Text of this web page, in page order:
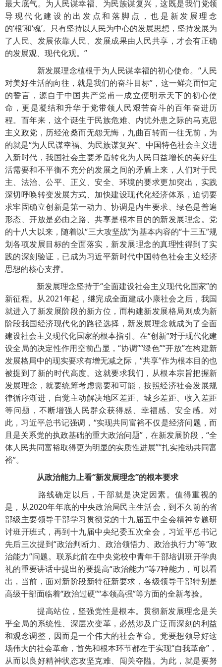
最大底气。为人民谋幸福、为民族谋复兴，这既是我们党领
导现代化建设的出发点和落脚点，也是新发展理念
的‘根’和‘魂’。只有坚持以人民为中心的发展思想，坚持发展为
了人民、发展依靠人民、发展成果由人民共享，才会有正确
的发展观、现代化观。”
新发展理念植根于为人民谋幸福的初心使命。“人民
对美好生活的向往，就是我们的奋斗目标”，这一鲜亮而恒定
的誓言，源自于中国共产党甫一成立便明示天下的初心使
命，更是凝结和升华于党带领人民艰苦奋斗的百年奋进历
程。百年来，这个诞生于民族危难、内忧外患之际的马克思
主义政党，历经沧桑而无怨无悔，九曲百转而一往无前，为
的就是“为人民谋幸福、为民族谋复兴”。中国特色社会主义进
入新时代，我国社会主要矛盾转化为人民日益增长的美好生
活需要和不平衡不充分的发展之间的矛盾上来，人们对于民
主、法治、公平、正义、安全、环境的要求更加突出，实践
深切呼唤转变发展方式、加快建设现代化经济体系，迫切要
求牢固确立创新是第一动力、协调是内生要求、绿色是普遍
形态、开放是必由之路、共享是根本目的的新发展理念。党
的十八大以来，随着以“三大攻坚战”为基本内容的“十三五”规
划各项发展目标的全面落实，新发展理念的真理性得到了实
践的深刻验证，已成为习近平新时代中国特色社会主义经济
思想的核心支撑。
新发展理念坚持于“全面建设社会主义现代化国家”的
新征程。从2021年起，继完成全面建成小康社会之后，我国
就进入了新发展阶段的新方位，而构建新发展格局则成为新
阶段我国经济现代化的路径选择，新发展理念就成为了全面
建设社会主义现代化国家的根本指引。在“创新”对于现代化建
设全局的决定性作用空前凸显，“协调”“绿色”“开放”在构建新
发展格局中的现实要求有增无减之际，“共享”作为根本目的也
被提到了新的时代高度。这就要求我们，从根本宗旨把握新
发展理念，就要统筹考虑需要和可能，按照经济社会发展规
律循序渐进，自觉主动解决地区差距、城乡差距、收入差距
等问题，不断增强人民群众获得感、幸福感、安全感。对
此，习近平总书记强调，“实现共同富裕不仅是经济问题，而
且是关系党的执政基础的重大政治问题”，在新发展阶段，“全
体人民共同富裕取得更为明显的实质性进展”“扎实推动共同富
裕”。
从政治能力上看“新发展理念”的根本要求
路线确定以后，干部就是决定因素。值得重视的
是，从2020年年底的中央政治局民主生活会，到不久前的省
部级主要领导干部学习贯彻党的十九届五中全会精神专题研
讨班开班式，再到十九届中央纪委五次全会，习近平总书记
先后三次提到“政治判断力、政治领悟力、政治执行力”等“政
治能力”问题。联系此前在中央党校中青年干部培训班开学典
礼的重要讲话中提出的要提高“政治能力”等7种能力，可以看
出，当前，面对新阶段新特征新要求，各级领导干部特别是
高级干部面临着“政治过硬”“本领高强”等方面的全新考验。
提高站位，坚强党性是根本。贯彻新发展理念是关
乎全局的系统性、深层次变革，必然涉及广泛而深刻的利益
和观念调整，因而是一个伟大的社会革命。党要想领导好这
场伟大的社会革命，首先和根本环节都在于实现“自我革命”，
从而以良好精神状态攻坚克难、闯关夺隘。为此，就是要努